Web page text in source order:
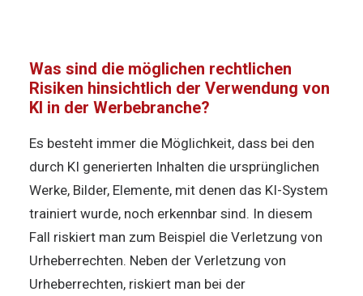
Was sind die möglichen rechtlichen
Risiken hinsichtlich der Verwendung von
KI in der Werbebranche?
Es besteht immer die Möglichkeit, dass bei den
durch KI generierten Inhalten die ursprünglichen
Werke, Bilder, Elemente, mit denen das KI-System
trainiert wurde, noch erkennbar sind. In diesem
Fall riskiert man zum Beispiel die Verletzung von
Urheberrechten. Neben der Verletzung von
Urheberrechten, riskiert man bei der